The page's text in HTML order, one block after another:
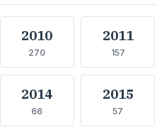
2010
270
2011
157
2014
66
2015
57